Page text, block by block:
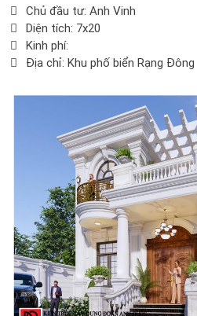
Chủ đầu tư: Anh Vinh
Diện tích: 7x20
Kinh phí:
Địa chỉ: Khu phố biển Rạng Đông